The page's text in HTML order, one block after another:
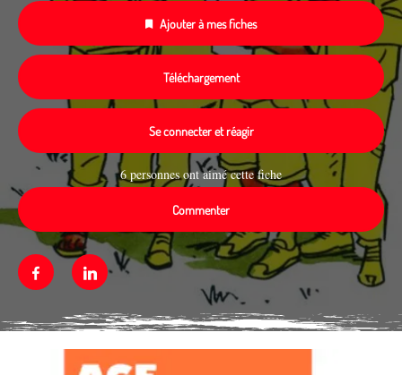
Ajouter à mes fiches
Téléchargement
Se connecter et réagir
6 personnes ont aimé cette fiche
Commenter
FacebookLinkedin
Média secondaire